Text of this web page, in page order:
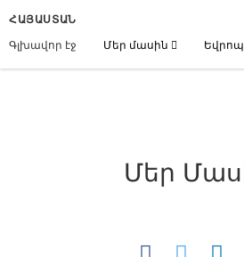
ՀԱՅԱՍՏԱՆ
Գլխավոր էջ
Մեր մասին
Մեր